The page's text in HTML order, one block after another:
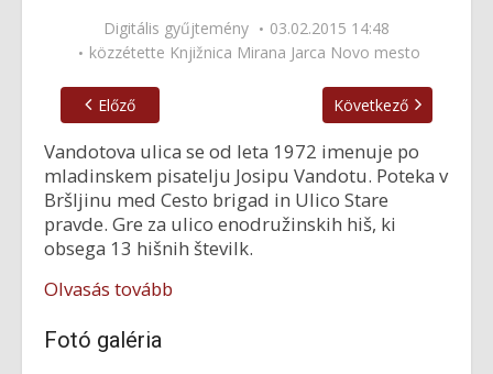
Digitális gyűjtemény
03.02.2015 14:48
közzétette Knjižnica Mirana Jarca Novo mesto
Előző Következő
Vandotova ulica se od leta 1972 imenuje po
mladinskem pisatelju Josipu Vandotu. Poteka v
Bršljinu med Cesto brigad in Ulico Stare
pravde. Gre za ulico enodružinskih hiš, ki
obsega 13 hišnih številk.
Olvasás tovább
Fotó galéria